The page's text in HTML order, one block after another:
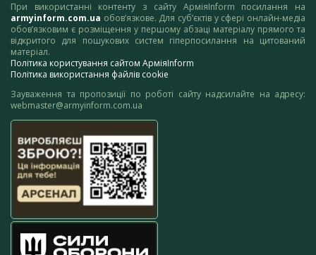
При використанні контенту з сайту АрміяInform посилання на
armyinform.com.ua обов’язкове. Для суб’єктів у сфері онлайн-медіа
обов’язковим є розміщення у першому абзаці матеріалу прямого та
відкритого для пошукових систем гіперпосилання на цитований
матеріал.
Політика користування сайтом АрміяInform
Політика використання файлів cookie
Зауваження та пропозиції по роботі сайту надсилайте на адресу:
webmaster@armyinform.com.ua